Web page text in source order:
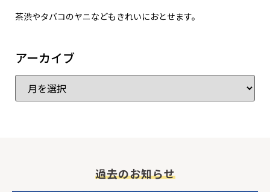
茶渋やタバコのヤニなどもきれいにおとせます。
アーカイブ
過去のお知らせ